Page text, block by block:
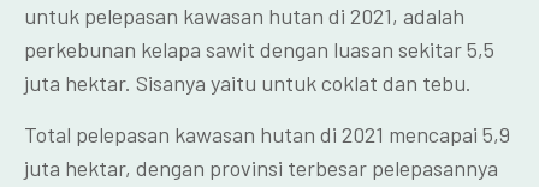
untuk pelepasan kawasan hutan di 2021, adalah
perkebunan kelapa sawit dengan luasan sekitar 5,5
juta hektar. Sisanya yaitu untuk coklat dan tebu.
Total pelepasan kawasan hutan di 2021 mencapai 5,9
juta hektar, dengan provinsi terbesar pelepasannya